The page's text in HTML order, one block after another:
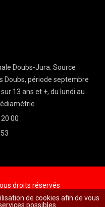
Doubs-Jura. Source
Doubs, période septembre
13 ans et +, du lundi au
00
droits réservés
de cookies afin de vous
possibles.